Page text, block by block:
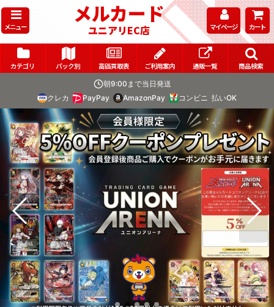
メニュー メルカード
ユニアリEC店 マイページ カート
カテゴリ パック別 高価買取表 ご利用案内 通販一覧
商品検索
朝9:00まで当日発送
クレカ
PayPay AmazonPay コンビニ 払いOK